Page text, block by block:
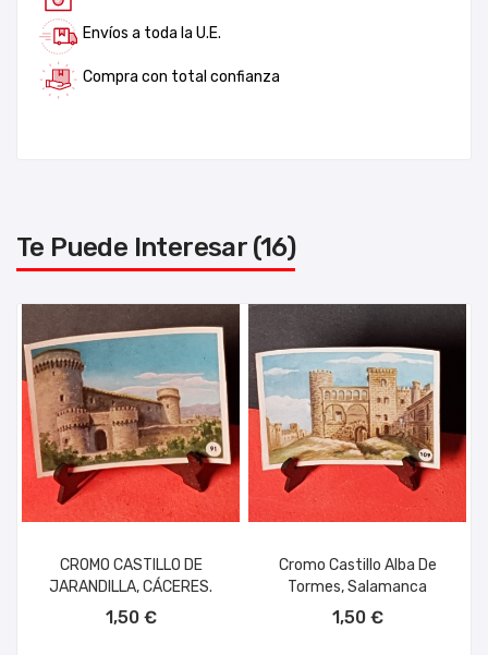
Envíos a toda la U.E.
Compra con total confianza
Te Puede Interesar (16)
CROMO CASTILLO DE
JARANDILLA, CÁCERES.
1,50 €
Cromo Castillo Alba De
Tormes, Salamanca
1,50 €